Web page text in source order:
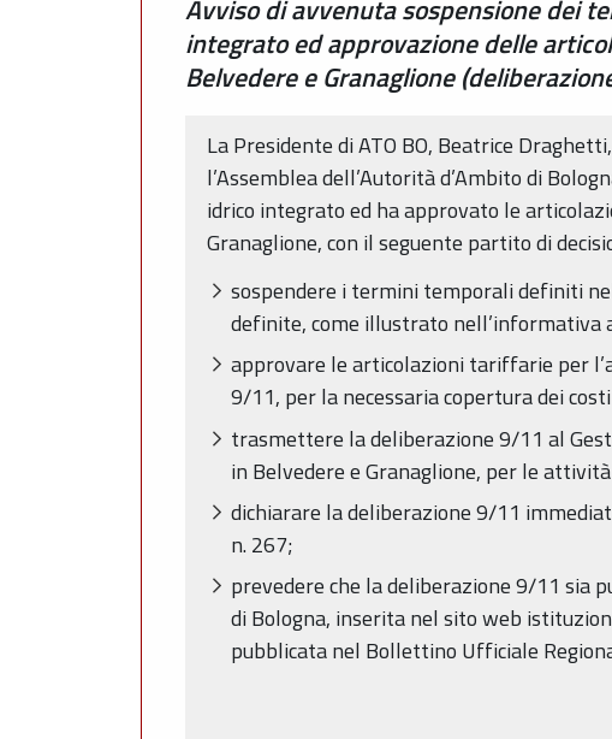
Avviso di avvenuta sospensione dei
integrato ed approvazione delle
Belvedere e Granaglione
La Presidente di ATO BO, Beatrice
l’Assemblea dell’Autorità d’Ambito di
idrico integrato ed ha approvato le
Granaglione, con il seguente partito di
sospendere i termini temporali definiti
definite, come illustrato
approvare le articolazioni tariffarie per
9/11, per la necessaria copertura dei
trasmettere la deliberazione 9/11 al
in Belvedere e Granaglione, per le
dichiarare la deliberazione 9/11
n. 267;
prevedere che la deliberazione 9/11 sia
di Bologna, inserita nel sito web
pubblicata nel Bollettino Ufficiale